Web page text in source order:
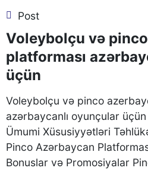
Post
Voleybolçu və
platforması
üçün
Voleybolçu və pinco
azərbaycanlı oyunçular
Ümumi Xüsusiyyətləri
Pinco Azərbaycan
Bonuslar və Promosiyalar